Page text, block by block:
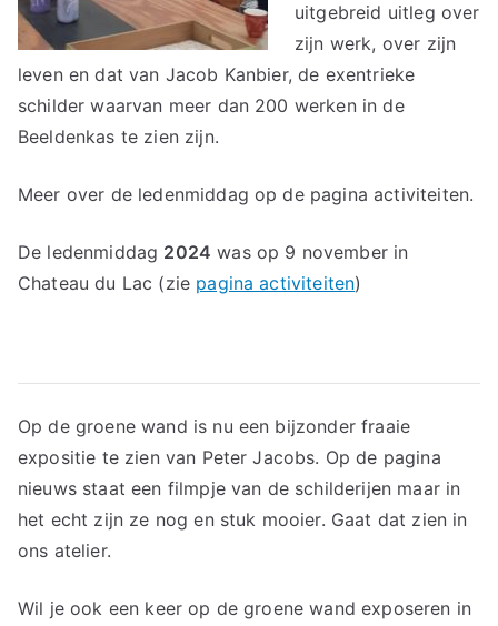
uitgebreid uitleg over
zijn werk, over zijn
leven en dat van Jacob Kanbier, de exentrieke
schilder waarvan meer dan 200 werken in de
Beeldenkas te zien zijn.
Meer over de ledenmiddag op de pagina activiteiten.
De ledenmiddag 2024 was op 9 november in
Chateau du Lac (zie pagina activiteiten)
Op de groene wand is nu een bijzonder fraaie
expositie te zien van Peter Jacobs. Op de pagina
nieuws staat een filmpje van de schilderijen maar in
het echt zijn ze nog en stuk mooier. Gaat dat zien in
ons atelier.
Wil je ook een keer op de groene wand exposeren in